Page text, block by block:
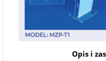
Opis i